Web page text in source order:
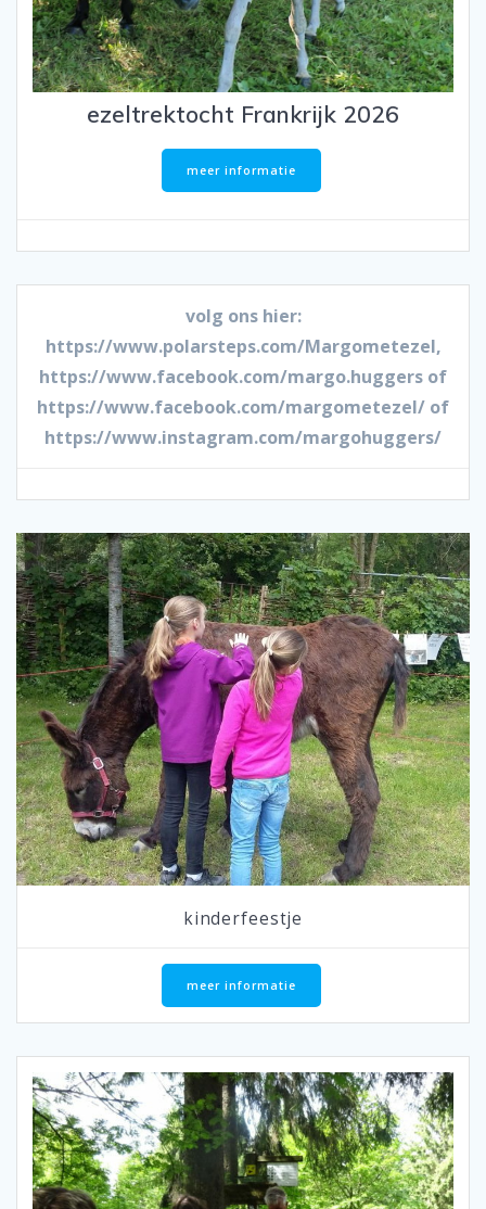
ezeltrektocht Frankrijk 2026
meer informatie
volg ons hier:
https://www.polarsteps.com/Margometezel,
https://www.facebook.com/margo.huggers of
https://www.facebook.com/margometezel/ of
https://www.instagram.com/margohuggers/
kinderfeestje
meer informatie